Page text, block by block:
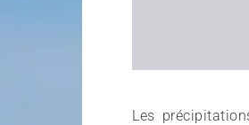
Les